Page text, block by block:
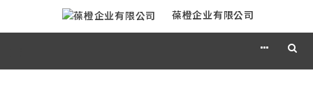
葆橙企业有限公司